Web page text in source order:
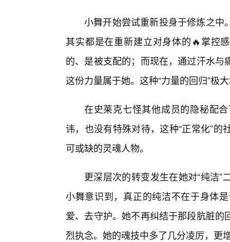
小舞开始尝试重新投身于修炼之中
其实都是在重新建立对身体的🔥掌控
的、是被支配的；而现在，通过汗水
这份力量属于她。这种“力量的回归”极
在史莱克七怪其他成员的隐秘配
讳，也没有特殊对待，这种“正常化”
可或缺的灵魂人物。
更深层次的转变发生在她对“纯洁
小舞意识到，真正的纯洁不在于身体
爱、去守护。她不再纠结于那段肮脏
烈执念。她的魂技中多了几分凌厉，更